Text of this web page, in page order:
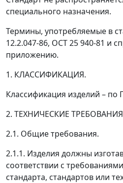
специального назначения.
Термины, употребляемые в
12.2.047-86, ОСТ 25 940-81 и
приложению.
1. КЛАССИФИКАЦИЯ.
Классификация изделий – по
2. ТЕХНИЧЕСКИЕ
2.1. Общие требования.
2.1.1. Изделия должны
соответствии с
стандарта, стандартов или